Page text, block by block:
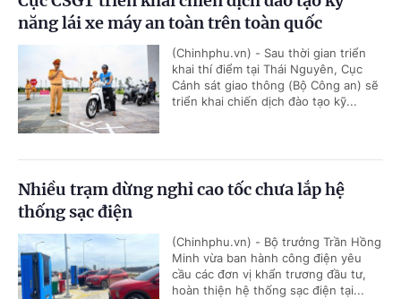
năng lái xe máy an toàn trên toàn quốc
(Chinhphu.vn) - Sau thời gian triển
khai thí điểm tại Thái Nguyên, Cục
Cảnh sát giao thông (Bộ Công an) sẽ
triển khai chiến dịch đào tạo kỹ...
Nhiều trạm dừng nghỉ cao tốc chưa lắp hệ
thống sạc điện
(Chinhphu.vn) - Bộ trưởng Trần Hồng
Minh vừa ban hành công điện yêu
cầu các đơn vị khẩn trương đầu tư,
hoàn thiện hệ thống sạc điện tại...